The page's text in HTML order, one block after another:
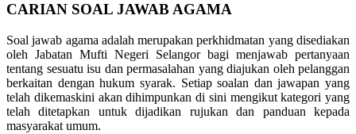
CARIAN SOAL JAWAB AGAMA
Soal jawab agama adalah merupakan perkhidmatan yang disediakan
oleh Jabatan Mufti Negeri Selangor bagi menjawab pertanyaan
tentang sesuatu isu dan permasalahan yang diajukan oleh pelanggan
berkaitan dengan hukum syarak. Setiap soalan dan jawapan yang
telah dikemaskini akan dihimpunkan di sini mengikut kategori yang
telah ditetapkan untuk dijadikan rujukan dan panduan kepada
masyarakat umum.